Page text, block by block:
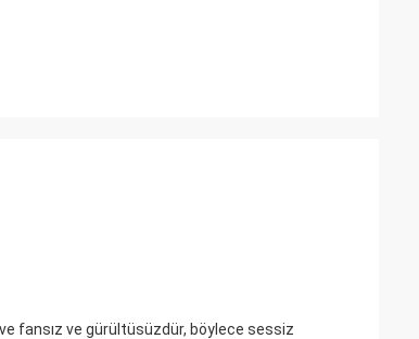
fansız ve gürültüsüzdür, böylece sessiz